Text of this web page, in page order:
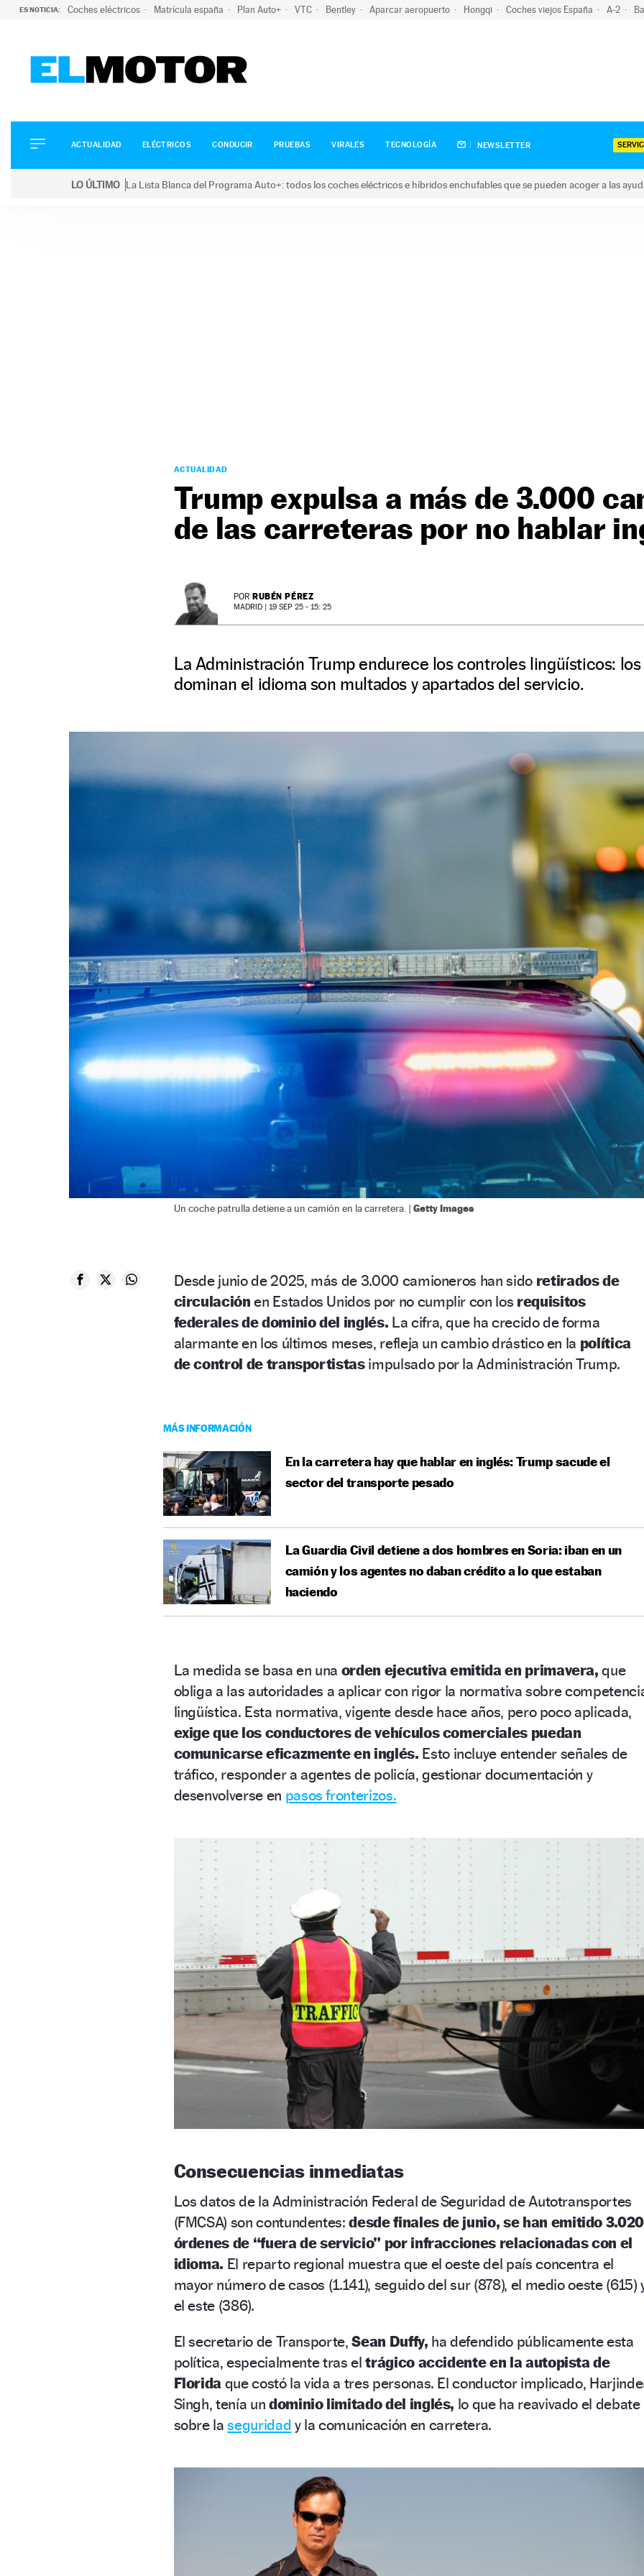
ES NOTICIA: Coches eléctricos Matrícula españa Plan Auto+ VTC Bentley Aparcar aeropuerto Hongqi Coches viejos España A-2
ELÉCTRICOS
CONDUCIR
ACTUALIDAD ELÉCTRICOS CONDUCIR PRUEBAS VIRALES TECNOLOGÍA NEWSLETTER
LO ÚLTIMO La Lista Blanca del Programa Auto+: todos los coches eléctricos e híbridos enchufables que se pueden acoger a las
ACTUALIDAD
Trump expulsa a más de 3.000
de las carreteras por no hablar
POR RUBÉN PÉREZ
MADRID | 19 SEP 25 - 15: 25
La Administración Trump endurece los controles lingüísticos:
dominan el idioma son multados y apartados del servicio.
Un coche patrulla detiene a un camión en la carretera. | Getty Images
Desde junio de 2025, más de 3.000 camioneros han sido retirados de
circulación en Estados Unidos por no cumplir con los requisitos
federales de dominio del inglés. La cifra, que ha crecido de forma
alarmante en los últimos meses, refleja un cambio drástico en la política
de control de transportistasimpulsado por la Administración Trump.
MÁS INFORMACIÓN
En la carretera hay que hablar en inglés: Trump sacude el
sector del transporte pesado
La Guardia Civil detiene a dos hombres en Soria: iban en un
camión y los agentes no daban crédito a lo que estaban
haciendo
La medida se basa en una orden ejecutiva emitida en primavera, que
obliga a las autoridades a aplicar con rigor la normativa sobre
lingüística. Esta normativa, vigente desde hace años, pero poco aplicada,
exige que los conductores de vehículos comerciales puedan
comunicarse eficazmente en inglés. Esto incluye entender señales de
tráfico, responder a agentes de policía, gestionar documentación y
desenvolverse en pasos fronterizos.
Consecuencias inmediatas
Los datos de la Administración Federal de Seguridad de Autotransportes
(FMCSA) son contundentes:desde finales de junio, se han emitido 3.020
órdenes de “fuera de servicio” por infracciones relacionadas con el
idioma. El reparto regional muestra que el oeste del país concentra el
mayor número de casos (1.141), seguido del sur (878), el medio oeste (615)
el este (386).
El secretario de Transporte,Sean Duffy, ha defendido públicamente esta
política, especialmente tras eltrágico accidente en la autopista de
Florida que costó la vida a tres personas. El conductor implicado,
Singh, tenía un dominio limitado del inglés, lo que ha reavivado el debate
sobre laseguridad y la comunicación en carretera.